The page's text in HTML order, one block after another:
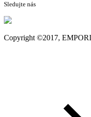
Sledujte nás
Copyright ©2017,